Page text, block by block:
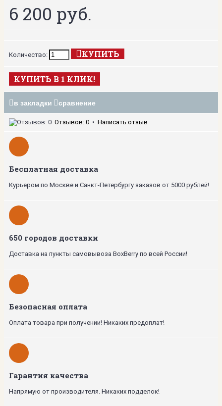
6 200 руб.
Количество: КУПИТЬ
КУПИТЬ В 1 КЛИК!
в закладки сравнение
Отзывов: 0 • Написать отзыв
Бесплатная доставка
Курьером по Москве и Санкт-Петербургу заказов от 5000 рублей!
650 городов доставки
Доставка на пункты самовывоза BoxBerry по всей России!
Безопасная оплата
Оплата товара при получении! Никаких предоплат!
Гарантия качества
Напрямую от производителя. Никаких подделок!